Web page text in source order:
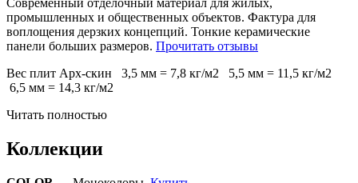
промышленных и общественных объектов. Фактура для
воплощения дерзких концепций. Тонкие керамические
панели больших размеров. Прочитать отзывы
Вес плит Арх-скин 3,5 мм = 7,8 кг/м2 5,5 мм = 11,5 кг/м2
6,5 мм = 14,3 кг/м2
Читать полностью
Коллекции